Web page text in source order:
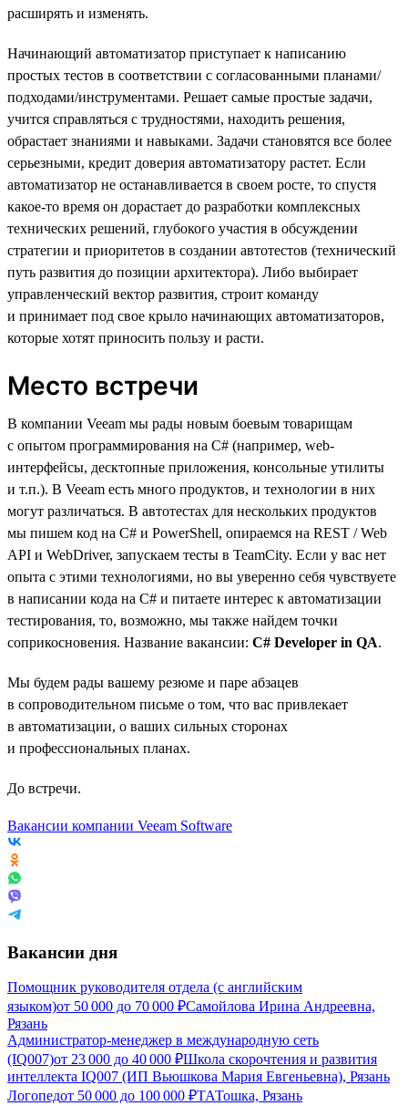
расширять и изменять.
Начинающий автоматизатор приступает к написанию
простых тестов в соответствии с согласованными планами/
подходами/инструментами. Решает самые простые задачи,
учится справляться с трудностями, находить решения,
обрастает знаниями и навыками. Задачи становятся все более
серьезными, кредит доверия автоматизатору растет. Если
автоматизатор не останавливается в своем росте, то спустя
какое-то время он дорастает до разработки комплексных
технических решений, глубокого участия в обсуждении
стратегии и приоритетов в создании автотестов (технический
путь развития до позиции архитектора). Либо выбирает
управленческий вектор развития, строит команду
и принимает под свое крыло начинающих автоматизаторов,
которые хотят приносить пользу и расти.
Место встречи
В компании Veeam мы рады новым боевым товарищам
с опытом программирования на C# (например, web-
интерфейсы, десктопные приложения, консольные утилиты
и т.п.). В Veeam есть много продуктов, и технологии в них
могут различаться. В автотестах для нескольких продуктов
мы пишем код на C# и PowerShell, опираемся на REST / Web
API и WebDriver, запускаем тесты в TeamCity. Если у вас нет
опыта с этими технологиями, но вы уверенно себя чувствуете
в написании кода на C# и питаете интерес к автоматизации
тестирования, то, возможно, мы также найдем точки
соприкосновения. Название вакансии: C# Developer in QA.
Мы будем рады вашему резюме и паре абзацев
в сопроводительном письме о том, что вас привлекает
в автоматизации, о ваших сильных сторонах
и профессиональных планах.
До встречи.
Вакансии компании Veeam Software
Вакансии дня
Помощник руководителя отдела (с английским
языком)от 50 000 до 70 000 ₽Самойлова Ирина Андреевна,
Рязань
Администратор-менеджер в международную сеть
(IQ007)от 23 000 до 40 000 ₽Школа скорочтения и развития
интеллекта IQ007 (ИП Вьюшкова Мария Евгеньевна), Рязань
Логопедот 50 000 до 100 000 ₽ТАТошка, Рязань